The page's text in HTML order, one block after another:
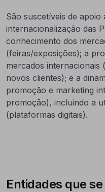
São suscetíveis de
internacionalização das
conhecimento dos
(feiras/exposições); a
mercados internacionais
novos clientes); e a
promoção e marketing
promoção), incluindo a
(plataformas digitais).
Entidades que